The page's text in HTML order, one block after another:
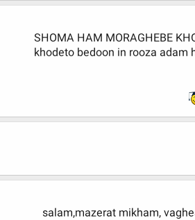
SHOMA HAM MORAGHEBE
khodeto bedoon in rooza adam
salam,mazerat mikham,